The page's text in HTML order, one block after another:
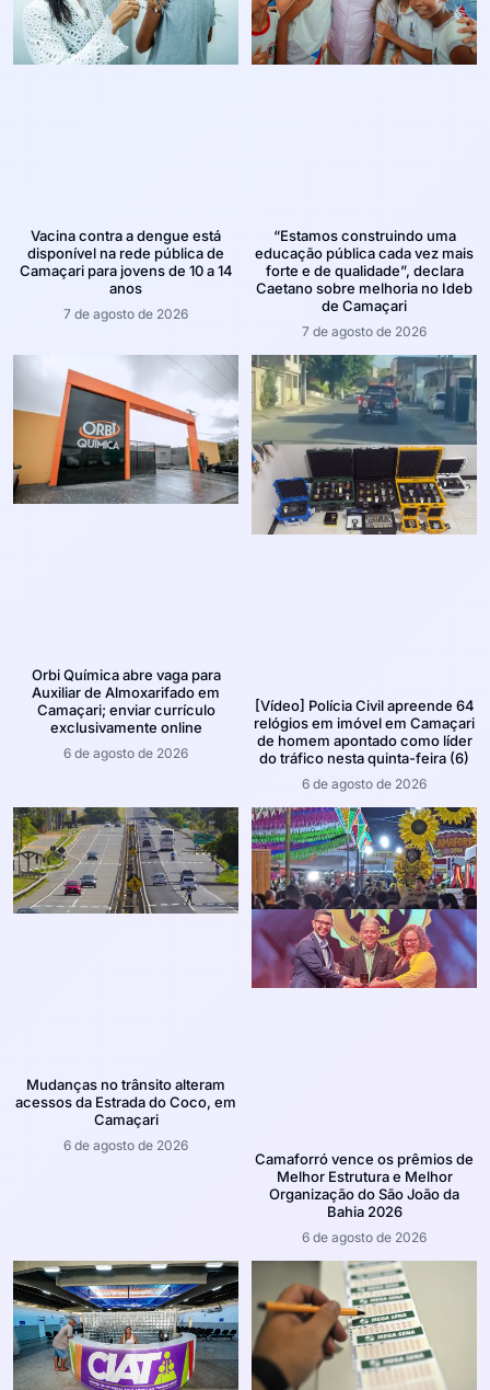
Vacina contra a dengue está
disponível na rede pública de
Camaçari para jovens de 10 a 14
anos
7 de agosto de 2026
“Estamos construindo uma
educação pública cada vez mais
forte e de qualidade”, declara
Caetano sobre melhoria no Ideb
de Camaçari
7 de agosto de 2026
Orbi Química abre vaga para
Auxiliar de Almoxarifado em
Camaçari; enviar currículo
exclusivamente online
6 de agosto de 2026
[Vídeo] Polícia Civil apreende 64
relógios em imóvel em Camaçari
de homem apontado como líder
do tráfico nesta quinta-feira (6)
6 de agosto de 2026
Mudanças no trânsito alteram
acessos da Estrada do Coco, em
Camaçari
6 de agosto de 2026
Camaforró vence os prêmios de
Melhor Estrutura e Melhor
Organização do São João da
Bahia 2026
6 de agosto de 2026